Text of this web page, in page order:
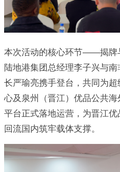
本次活动的核心环节——揭牌
陆地港集团总经理李子兴与
长严瑜亮携手登台，共同为
心及泉州（晋江）优品公共
平台正式落地运营，为晋江
回流国内筑牢载体支撑。